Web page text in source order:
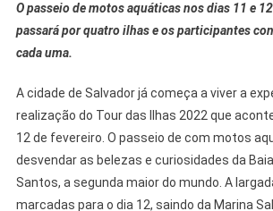
O passeio de motos aquáticas nos dias 11 e
passará por quatro ilhas e os participantes
cada uma.
A cidade de Salvador já começa a viver a
realização do Tour das Ilhas 2022 que
12 de fevereiro. O passeio de com motos
desvendar as belezas e curiosidades da
Santos, a segunda maior do mundo. A
marcadas para o dia 12, saindo da Marina